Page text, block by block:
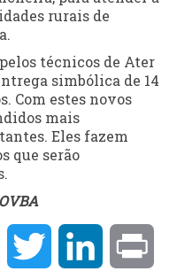
rurais de
técnicos de Ater
simbólica de 14
Com estes novos
mais
Eles fazem
que serão
MessengerTwitter LinkedIn